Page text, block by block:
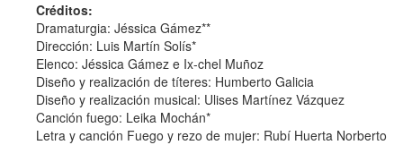
Créditos:
Dramaturgia: Jéssica Gámez**
Dirección: Luis Martín Solís*
Elenco: Jéssica Gámez e Ix-chel Muñoz
Diseño y realización de títeres: Humberto Galicia
Diseño y realización musical: Ulises Martínez Vázquez
Canción fuego: Leika Mochán*
Letra y canción Fuego y rezo de mujer: Rubí Huerta Norberto